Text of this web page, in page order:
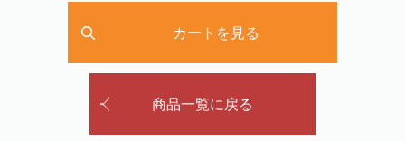
カートを見る
商品一覧に戻る